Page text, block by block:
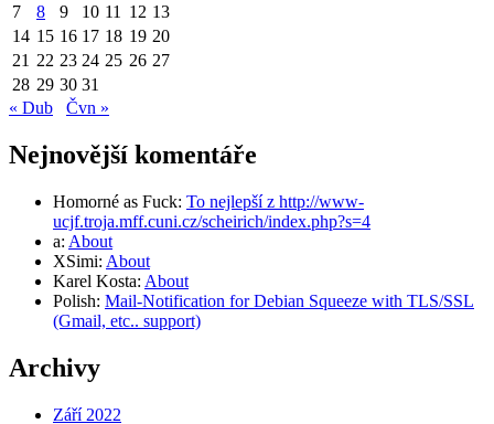
7
8 9 10 11 12 13
14 15 16 17 18 19 20
21 22 23 24 25 26 27
28 29 30 31
« Dub
Čvn »
Nejnovější komentáře
Homorné as Fuck: To nejlepší z http://www-
ucjf.troja.mff.cuni.cz/scheirich/index.php?s=4
a: About
XSimi: About
Karel Kosta: About
Polish: Mail-Notification for Debian Squeeze with TLS/SSL
(Gmail, etc.. support)
Archivy
Září 2022